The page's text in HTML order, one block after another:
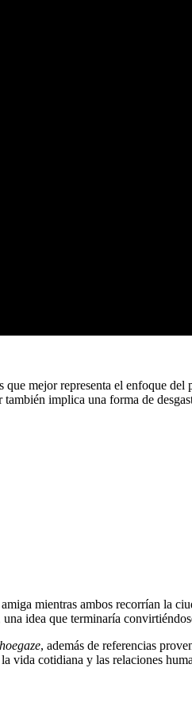
que mejor representa el enfoque
implica una forma de
mientras ambos recorrían la
una idea que terminaría
, además de referencias
vida cotidiana y las relaciones